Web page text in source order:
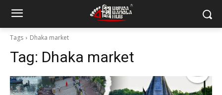
Tags Dhaka market
Tag: Dhaka market